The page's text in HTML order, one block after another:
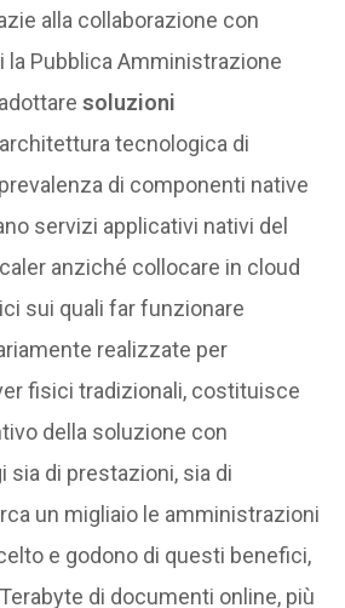
alla collaborazione con
Pubblica Amministrazione
soluzioni
tecnologica di
di componenti native
servizi applicativi nativi del
anziché collocare in cloud
sui quali far funzionare
realizzate per
fisici tradizionali, costituisce
della soluzione con
sia di prestazioni, sia di
un migliaio le amministrazioni
e godono di questi benefici,
di documenti online, più